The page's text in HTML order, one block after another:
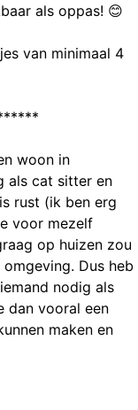
als oppas! 😊
van minimaal 4
woon in
als cat sitter en
rust (ik ben erg
voor mezelf
op huizen zou
Dus heb
nodig als
dan vooral een
maken en